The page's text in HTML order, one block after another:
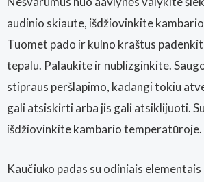
audinio skiaute, išdžiovinkite
Tuomet pado ir kulno kraštus
tepalu. Palaukite ir nublizginkite.
stipraus peršlapimo, kadangi tokiu
gali atsiskirti arba jis gali atsiklijuoti.
išdžiovinkite kambario temperatūroje.
Kaučiuko padas su odiniais elementais